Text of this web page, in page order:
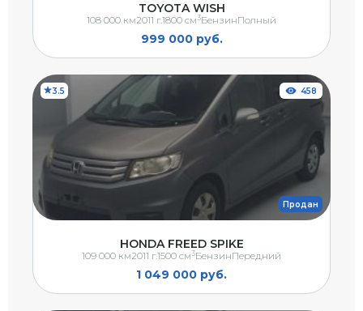
TOYOTA WISH
999 000 руб.
108 000 км2011 г.1800 см3БензинПолный
3.5
Продан
458
HONDA FREED SPIKE
1 049 000 руб.
109 000 км2011 г.1500 см3БензинПередний